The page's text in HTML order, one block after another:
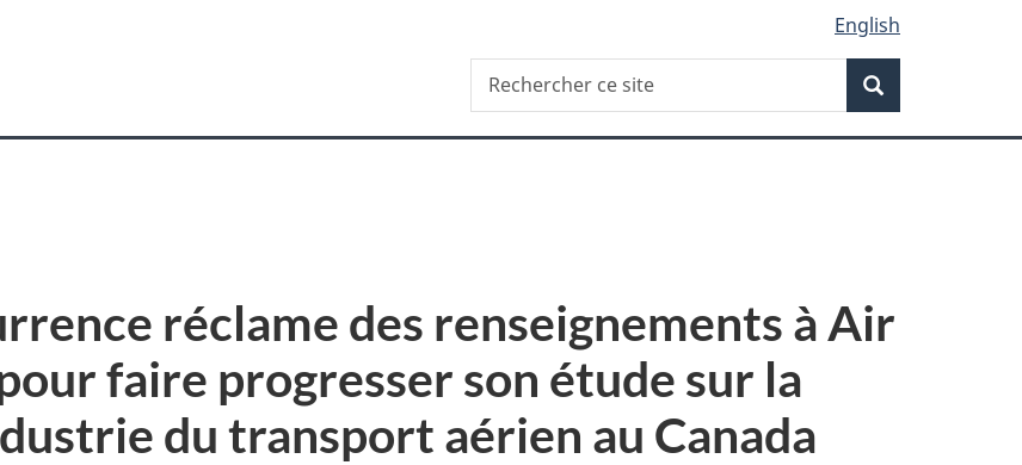
sujet
HTML
English
Recherche
Rechercher
ce
réclame des renseignements à Air
faire progresser son étude sur la
du transport aérien au Canada